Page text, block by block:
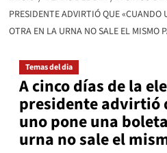
PRESIDENTE ADVIRTIÓ QUE «CUANDO
OTRA EN LA URNA NO SALE EL MISMO
Temas del dia
A cinco días de la
presidente advirtió
uno pone una
urna no sale el